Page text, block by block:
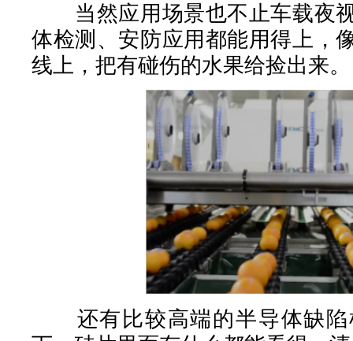
当然应用场景也不止车载夜
体检测、安防应用都能用得上，
线上，把有碰伤的水果给捡出来。
还有比较高端的半导体缺陷